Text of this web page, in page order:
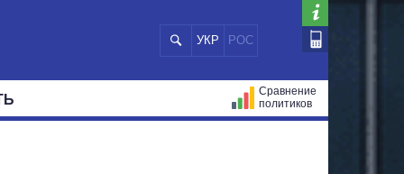
УКР РОС
Сравнение
политиков